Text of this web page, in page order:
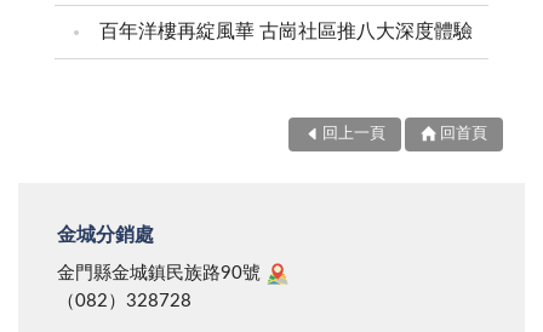
百年洋樓再綻風華 古崗社區推八大深度體驗
回上一頁 回首頁
金城分銷處
金門縣金城鎮民族路90號
（082）328728